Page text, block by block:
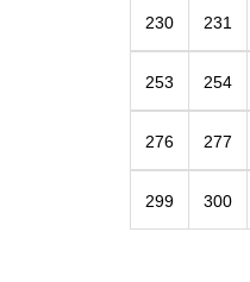
230 231
253 254
276 277
299 300